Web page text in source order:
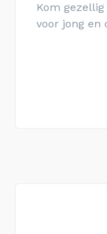
Kom
voor jong en